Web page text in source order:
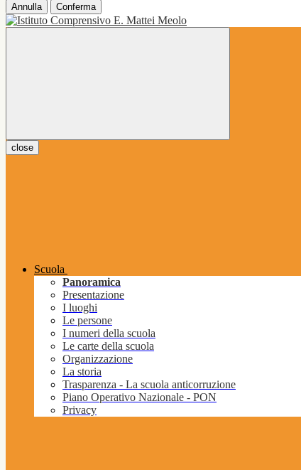
Annulla Conferma
close
Scuola
Panoramica
Presentazione
I luoghi
Le persone
I numeri della scuola
Le carte della scuola
Organizzazione
La storia
Trasparenza - La scuola anticorruzione
Piano Operativo Nazionale - PON
Privacy